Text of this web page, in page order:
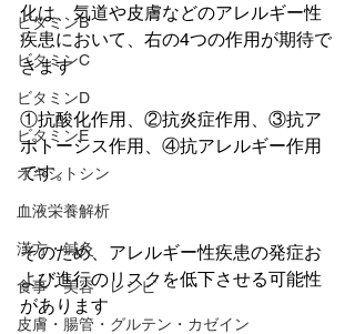
ビタミンB
ビタミンC
ビタミンD
ビタミンE
オキシトシン
血液栄養解析
漢方・鍼灸
食事・美容・レシピ
皮膚・腸管・グルテン・カゼイン
化は、気道や皮膚などのアレルギー性
疾患において、右の4つの作用が期待で
きます
①抗酸化作用、②抗炎症作用、③抗ア
ポトーシス作用、④抗アレルギー作用
です。
そのため、アレルギー性疾患の発症お
よび進行のリスクを低下させる可能性
があります